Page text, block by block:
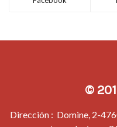
©
Dirección : Domine, 2-